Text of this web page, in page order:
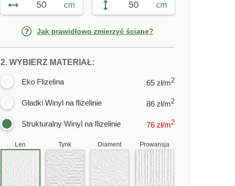
cm cm
Jak prawidłowo zmierzyć ścianę?
2. WYBIERZ MATERIAŁ:DLA FOTOTAPETY BALONY I
Eko Flizelina 65 zł/m2
Gładki Winyl na flizelinie 86 zł/m2
Strukturalny Winyl na flizelinie 76zł/m2
Len Tynk Diament Prowansja